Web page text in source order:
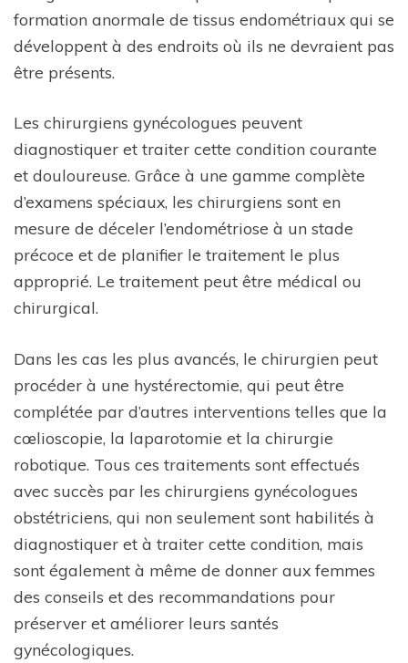
formation anormale de tissus endométriaux qui se
développent à des endroits où ils ne devraient pas
être présents.
Les chirurgiens gynécologues peuvent
diagnostiquer et traiter cette condition courante
et douloureuse. Grâce à une gamme complète
d’examens spéciaux, les chirurgiens sont en
mesure de déceler l’endométriose à un stade
précoce et de planifier le traitement le plus
approprié. Le traitement peut être médical ou
chirurgical.
Dans les cas les plus avancés, le chirurgien peut
procéder à une hystérectomie, qui peut être
complétée par d’autres interventions telles que la
cœlioscopie, la laparotomie et la chirurgie
robotique. Tous ces traitements sont effectués
avec succès par les chirurgiens gynécologues
obstétriciens, qui non seulement sont habilités à
diagnostiquer et à traiter cette condition, mais
sont également à même de donner aux femmes
des conseils et des recommandations pour
préserver et améliorer leurs santés
gynécologiques.